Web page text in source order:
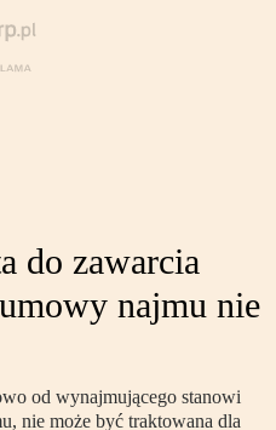
do zawarcia
najmu nie
od wynajmującego stanowi
nie może być traktowana dla